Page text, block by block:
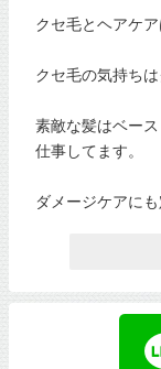
クセ毛とヘアケア
クセ毛の気持ち
素敵な髪はベー
仕事してます。
ダメージケアにも